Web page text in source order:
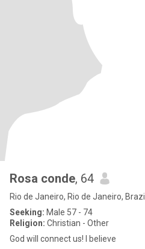
Rosa conde, 64
Rio de Janeiro, Rio de Janeiro, Brazil
Seeking: Male 57 - 74
Religion: Christian - Other
God will connect us! I believe